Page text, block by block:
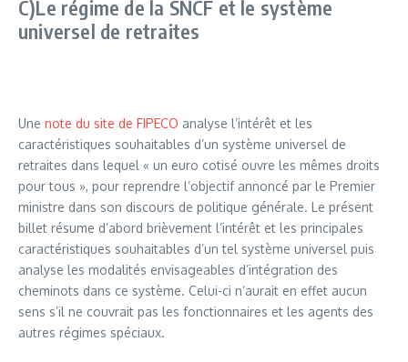
C)Le régime de la SNCF et le système
universel de retraites
Une note du site de FIPECO analyse l’intérêt et les
caractéristiques souhaitables d’un système universel de
retraites dans lequel « un euro cotisé ouvre les mêmes droits
pour tous », pour reprendre l’objectif annoncé par le Premier
ministre dans son discours de politique générale. Le présent
billet résume d’abord brièvement l’intérêt et les principales
caractéristiques souhaitables d’un tel système universel puis
analyse les modalités envisageables d’intégration des
cheminots dans ce système. Celui-ci n’aurait en effet aucun
sens s’il ne couvrait pas les fonctionnaires et les agents des
autres régimes spéciaux.